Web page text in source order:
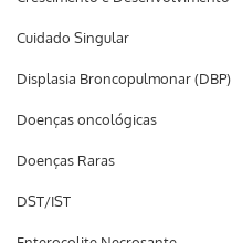
Cuidado Singular
Displasia Broncopulmonar (DBP)
Doenças oncológicas
Doenças Raras
DST/IST